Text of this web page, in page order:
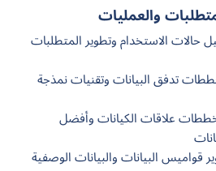
والعمليات
حالات الاستخدام وتطوير المتطلبات
تدفق البيانات وتقنيات نمذجة
علاقات الكيانات وأفضل
قواميس البيانات والبيانات الوصفية